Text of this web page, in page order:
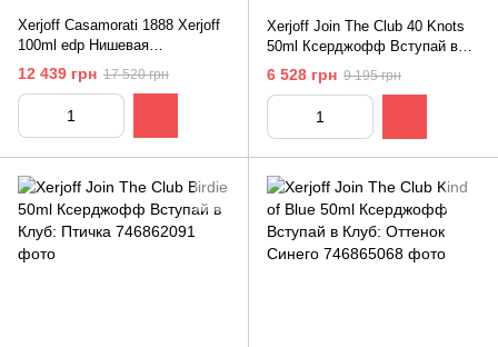
Xerjoff Casamorati 1888 Xerjoff
100ml edp Нишевая
Парфюмерная Вода Унисекс
Ксерджофф 1888 Касаморати
12 439 грн 17 520 грн
Xerjoff Join The Club 40 Knots
50ml Ксерджофф Вступай в
Клуб: 40 Узлов
6 528 грн 9 195 грн